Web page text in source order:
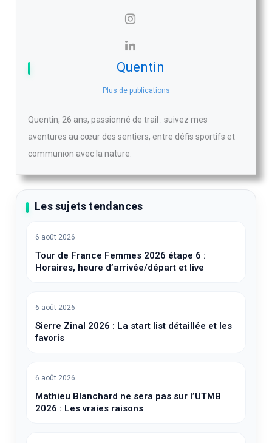
Quentin
Plus de publications
Quentin, 26 ans, passionné de trail : suivez mes
aventures au cœur des sentiers, entre défis sportifs et
communion avec la nature.
Les sujets tendances
6 août 2026
Tour de France Femmes 2026 étape 6 :
Horaires, heure d’arrivée/départ et live
6 août 2026
Sierre Zinal 2026 : La start list détaillée et les
favoris
6 août 2026
Mathieu Blanchard ne sera pas sur l’UTMB
2026 : Les vraies raisons